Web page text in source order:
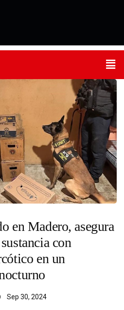
en Madero, asegura
con
en un
Sep 30, 2024